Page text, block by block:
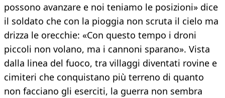
possono avanzare e noi teniamo le posizioni» dice
il soldato che con la pioggia non scruta il cielo ma
drizza le orecchie: «Con questo tempo i droni
piccoli non volano, ma i cannoni sparano». Vista
dalla linea del fuoco, tra villaggi diventati rovine e
cimiteri che conquistano più terreno di quanto
non facciano gli eserciti, la guerra non sembra